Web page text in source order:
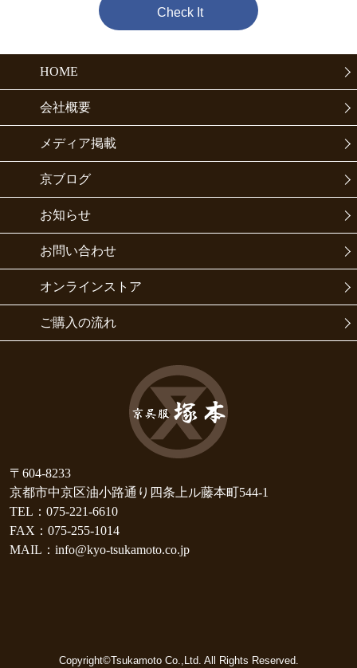
Check It
HOME
会社概要
メディア掲載
京ブログ
お知らせ
お問い合わせ
オンラインストア
ご購入の流れ
〒604-8233
京都市中京区油小路通り四条上ル藤本町544-1
TEL：075-221-6610
FAX：075-255-1014
MAIL：info@kyo-tsukamoto.co.jp
Copyright©Tsukamoto Co.,Ltd. All Rights Reserved.